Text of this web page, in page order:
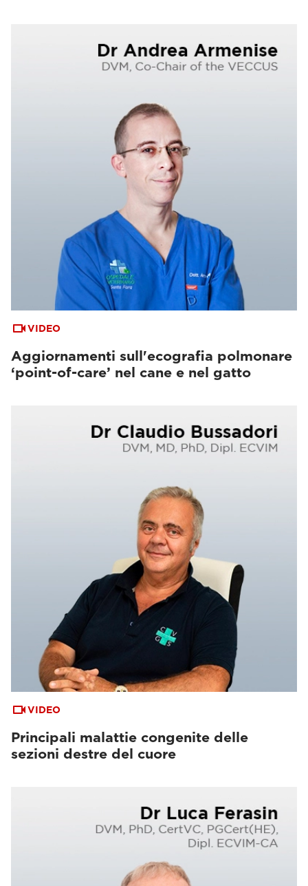
VIDEO
Aggiornamenti sull'ecografia polmonare
‘point-of-care’ nel cane e nel gatto
VIDEO
Principali malattie congenite delle
sezioni destre del cuore